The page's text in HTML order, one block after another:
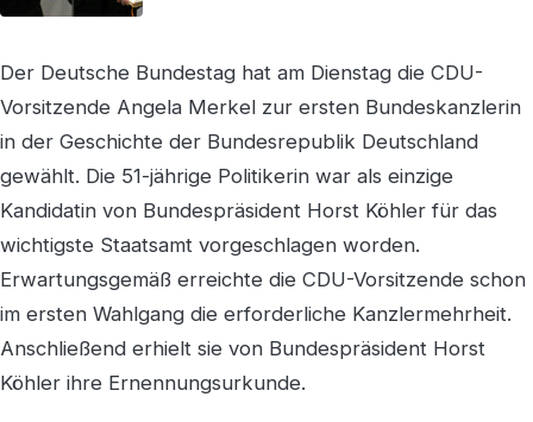
Der Deutsche Bundestag hat am Dienstag die CDU-
Vorsitzende Angela Merkel zur ersten Bundeskanzlerin
in der Geschichte der Bundesrepublik Deutschland
gewählt. Die 51-jährige Politikerin war als einzige
Kandidatin von Bundespräsident Horst Köhler für das
wichtigste Staatsamt vorgeschlagen worden.
Erwartungsgemäß erreichte die CDU-Vorsitzende schon
im ersten Wahlgang die erforderliche Kanzlermehrheit.
Anschließend erhielt sie von Bundespräsident Horst
Köhler ihre Ernennungsurkunde.